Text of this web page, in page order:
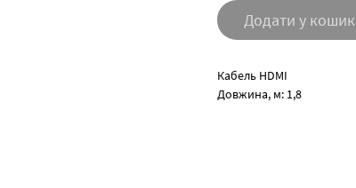
Додати у кошик
Кабель HDMI
Довжина, м: 1,8